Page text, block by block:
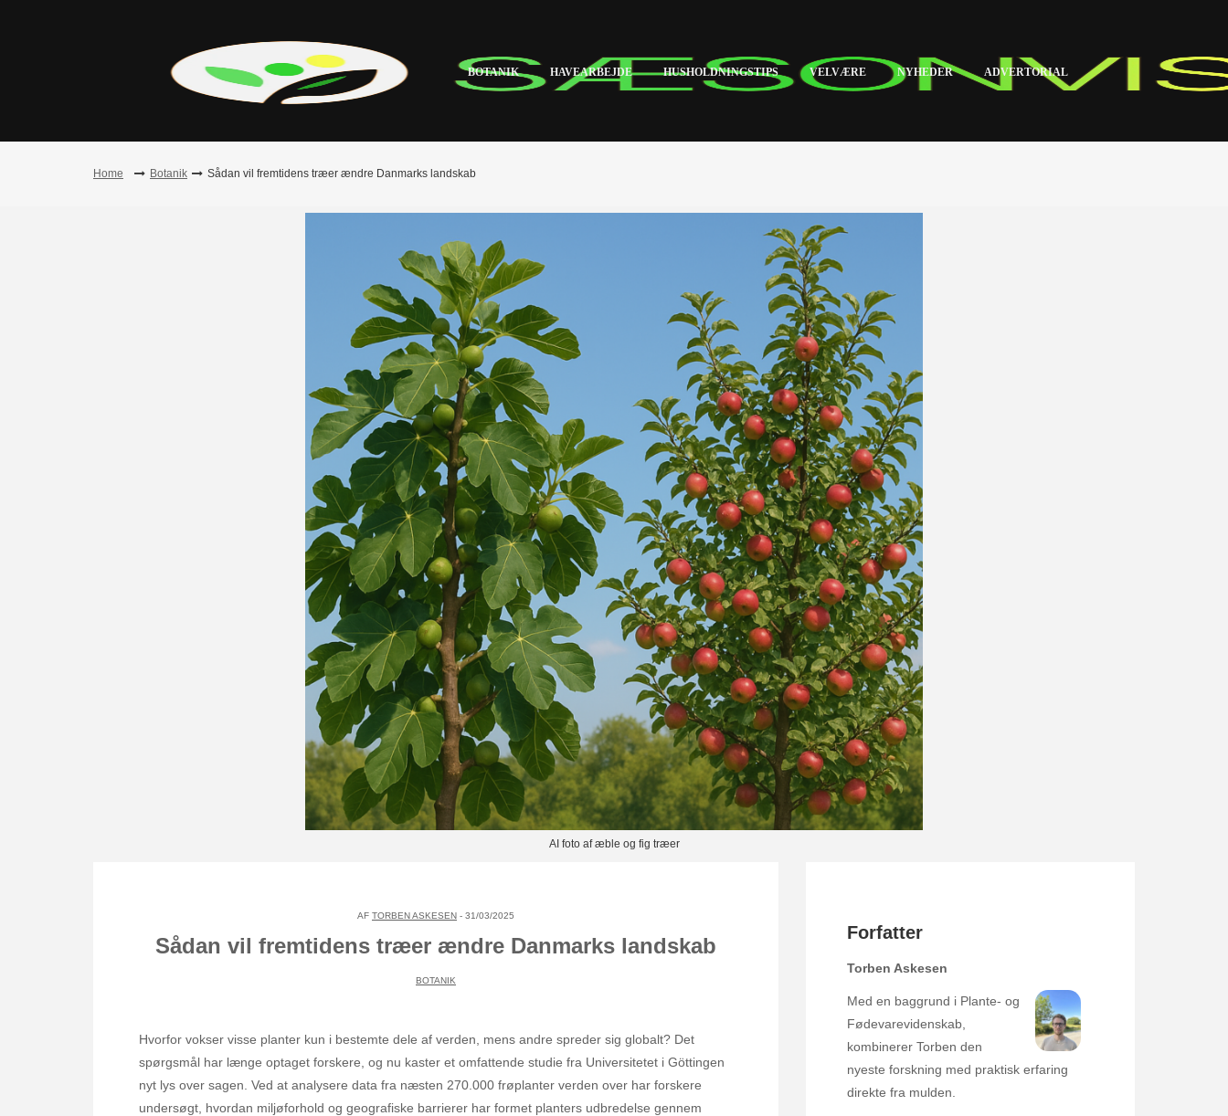
BOTANIK HAVEARBEJDE HUSHOLDNINGSTIPS VELVÆRE NYHEDER ADVERTORIAL
Home Botanik Sådan vil fremtidens træer ændre Danmarks landskab
AI foto af æble og fig træer
AF TORBEN ASKESEN - 31/03/2025
Sådan vil fremtidens træer ændre Danmarks landskab
BOTANIK
Hvorfor vokser visse planter kun i bestemte dele af verden, mens andre spreder sig globalt? Det
spørgsmål har længe optaget forskere, og nu kaster et omfattende studie fra Universitetet i Göttingen
nyt lys over sagen. Ved at analysere data fra næsten 270.000 frøplanter verden over har forskere
undersøgt, hvordan miljøforhold og geografiske barrierer har formet planters udbredelse gennem
Forfatter
Torben Askesen
Med en baggrund i Plante- og
Fødevarevidenskab,
kombinerer Torben den
nyeste forskning med praktisk erfaring
direkte fra mulden.